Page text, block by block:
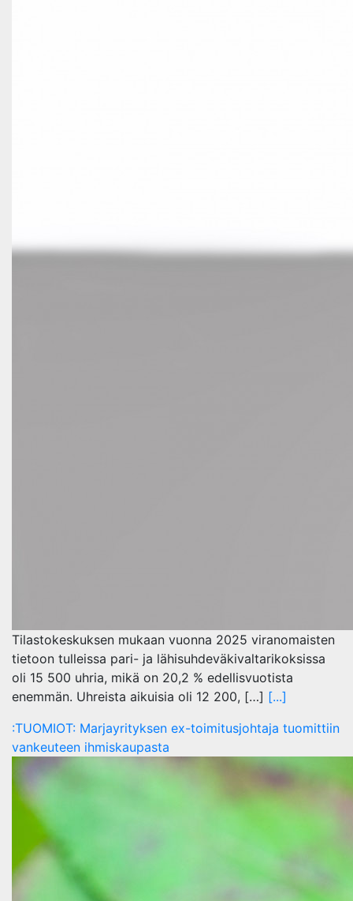
Tilastokeskuksen mukaan vuonna 2025 viranomaisten
tietoon tulleissa pari- ja lähisuhdeväkivaltarikoksissa
oli 15 500 uhria, mikä on 20,2 % edellisvuotista
enemmän. Uhreista aikuisia oli 12 200, […] [...]
:TUOMIOT: Marjayrityksen ex-toimitusjohtaja tuomittiin
vankeuteen ihmiskaupasta